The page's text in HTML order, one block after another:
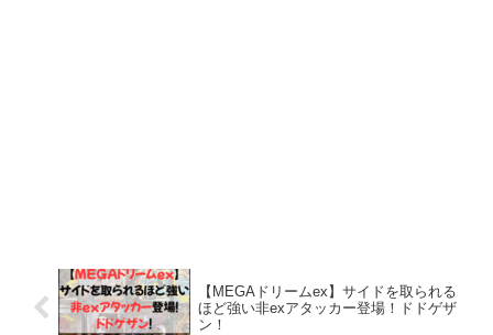
【MEGAドリームex】サイドを取られる
ほど強い非exアタッカー登場！ドドゲザ
ン！